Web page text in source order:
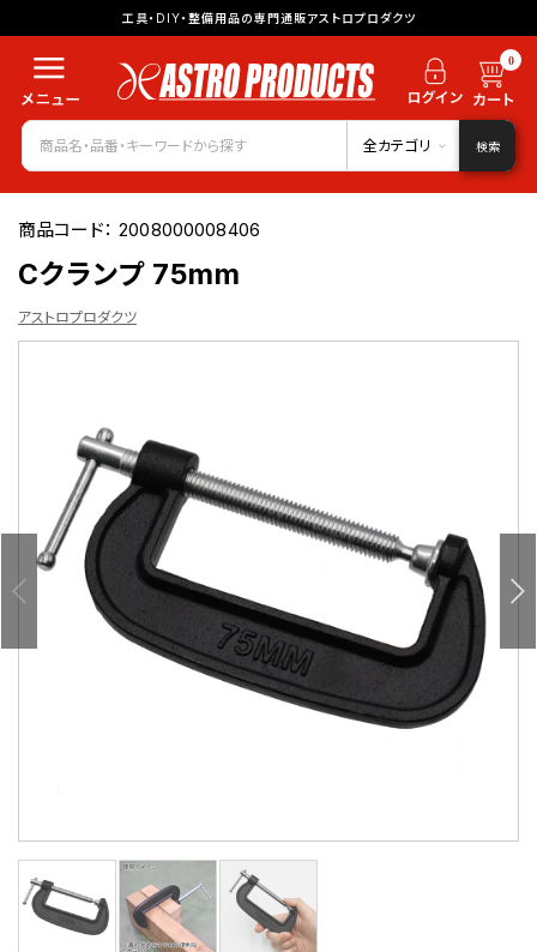
工具・DIY・整備用品の専門通販アストロプロダクツ
0
全カテゴリ 検索
商品コード：2008000008406
Cクランプ 75mm
アストロプロダクツ